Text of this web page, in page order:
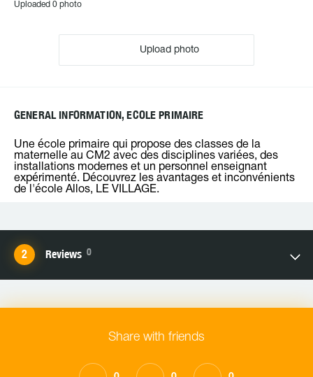
Uploaded 0 photo
Upload photo
GENERAL INFORMATION, ECOLE PRIMAIRE
Une école primaire qui propose des classes de la
maternelle au CM2 avec des disciplines variées, des
installations modernes et un personnel enseignant
expérimenté. Découvrez les avantages et inconvénients
de l'école Allos, LE VILLAGE.
Reviews 0
Share with friends